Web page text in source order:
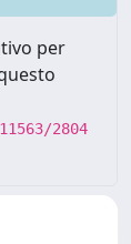
per
2804